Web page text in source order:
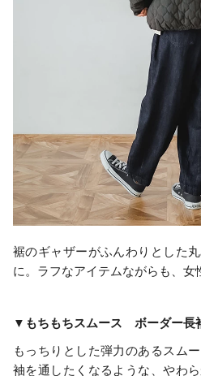
裾のギャザーがふんわりとした
に。ラフなアイテムながらも、女
▼もちもちスムース ボーダー長
もっちりとした弾力のあるスム
袖を通したくなるような、やわ